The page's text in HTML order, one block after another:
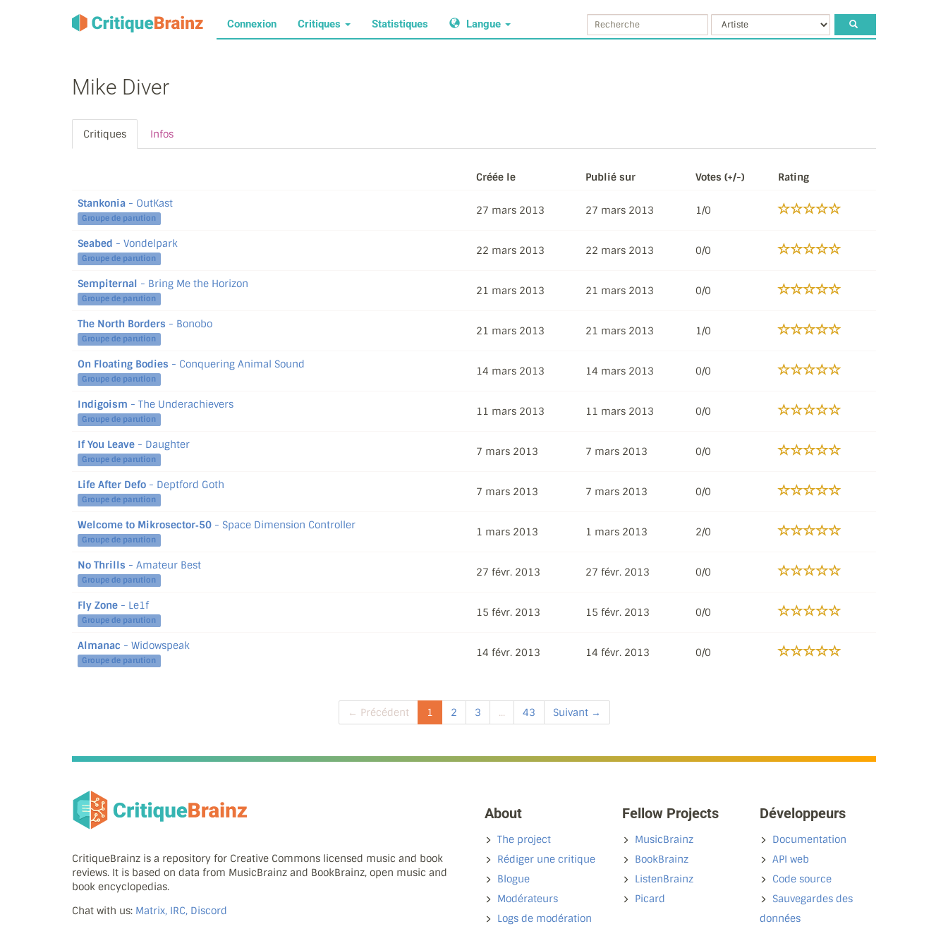
Connexion Critiques Statistiques Langue
Mike Diver
Critiques Infos
Créée le Publié sur Votes (+/-) Rating
Stankonia - OutKast
Groupe de parution
27 mars 2013 27 mars 2013 1/0
Seabed - Vondelpark
Groupe de parution
22 mars 2013 22 mars 2013 0/0
Sempiternal - Bring Me the Horizon
Groupe de parution
21 mars 2013 21 mars 2013 0/0
The North Borders - Bonobo
Groupe de parution
21 mars 2013 21 mars 2013 1/0
On Floating Bodies - Conquering Animal Sound
Groupe de parution
14 mars 2013 14 mars 2013 0/0
Indigoism - The Underachievers
Groupe de parution
11 mars 2013 11 mars 2013 0/0
If You Leave - Daughter
Groupe de parution
7 mars 2013 7 mars 2013 0/0
Life After Defo - Deptford Goth
Groupe de parution
7 mars 2013 7 mars 2013 0/0
Welcome to Mikrosector‐50 - Space Dimension Controller
Groupe de parution
1 mars 2013 1 mars 2013 2/0
No Thrills - Amateur Best
Groupe de parution
27 févr. 2013 27 févr. 2013 0/0
Fly Zone - Le1f
Groupe de parution
15 févr. 2013 15 févr. 2013 0/0
Almanac - Widowspeak
Groupe de parution
14 févr. 2013 14 févr. 2013 0/0
← Précédent 1 2 3 ... 43 Suivant →
CritiqueBrainz is a repository for Creative Commons licensed music and book
reviews. It is based on data from MusicBrainz and BookBrainz, open music and
book encyclopedias.
Chat with us: Matrix, IRC, Discord
About
The project
Rédiger une critique
Blogue
Modérateurs
Logs de modération
Fellow Projects
MusicBrainz
BookBrainz
ListenBrainz
Picard
Développeurs
Documentation
API web
Code source
Sauvegardes des
données